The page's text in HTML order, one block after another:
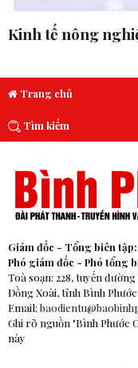
Kinh tế nông
Trang chủ
Tìm kiếm
Giám đốc - Tổng biên
Phó giám đốc - Phó tổng
Toà soạn: 228, tuyến
Đồng Xoài, tỉnh Bình Phước
Email:
Ghi rõ nguồn "Bình Phước
này